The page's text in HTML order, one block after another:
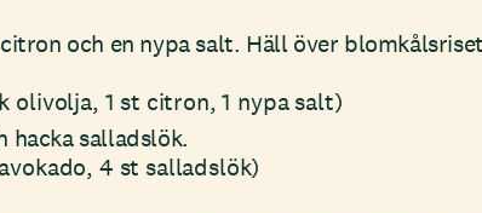
och en nypa salt. Häll över
olivolja, 1 st citron, 1 nypa salt)
hacka salladslök.
4 st salladslök)